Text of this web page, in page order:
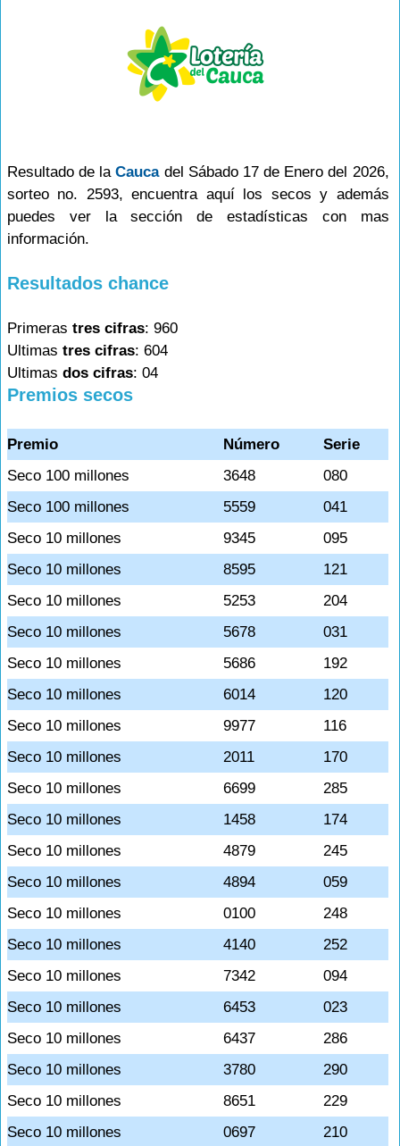
Resultado de laCaucadel Sábado 17 de Enero del 2026,
sorteo no. 2593, encuentra aquí los secos y además
puedes ver la sección de estadísticas con mas
información.
Resultados chance
Primeras tres cifras: 960
Ultimas tres cifras: 604
Ultimas dos cifras: 04
Premios secos
Premio Número
Serie
Seco 100 millones
3648
080
Seco 100 millones
5559
041
Seco 10 millones
9345
095
Seco 10 millones
8595
121
Seco 10 millones
5253
204
Seco 10 millones
5678
031
Seco 10 millones
5686
192
Seco 10 millones
6014
120
Seco 10 millones
9977
116
Seco 10 millones
2011
170
Seco 10 millones
6699
285
Seco 10 millones
1458
174
Seco 10 millones
4879
245
Seco 10 millones
4894
059
Seco 10 millones
0100
248
Seco 10 millones
4140
252
Seco 10 millones
7342
094
Seco 10 millones
6453
023
Seco 10 millones
6437
286
Seco 10 millones
3780
290
Seco 10 millones
8651
229
Seco 10 millones
0697
210